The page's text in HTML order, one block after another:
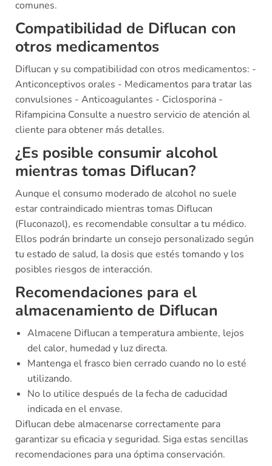
comunes.
Compatibilidad de Diflucan con
otros medicamentos
Diflucan y su compatibilidad con otros medicamentos: -
Anticonceptivos orales - Medicamentos para tratar las
convulsiones - Anticoagulantes - Ciclosporina -
Rifampicina Consulte a nuestro servicio de atención al
cliente para obtener más detalles.
¿Es posible consumir alcohol
mientras tomas Diflucan?
Aunque el consumo moderado de alcohol no suele
estar contraindicado mientras tomas Diflucan
(Fluconazol), es recomendable consultar a tu médico.
Ellos podrán brindarte un consejo personalizado según
tu estado de salud, la dosis que estés tomando y los
posibles riesgos de interacción.
Recomendaciones para el
almacenamiento de Diflucan
Almacene Diflucan a temperatura ambiente, lejos
del calor, humedad y luz directa.
Mantenga el frasco bien cerrado cuando no lo esté
utilizando.
No lo utilice después de la fecha de caducidad
indicada en el envase.
Diflucan debe almacenarse correctamente para
garantizar su eficacia y seguridad. Siga estas sencillas
recomendaciones para una óptima conservación.